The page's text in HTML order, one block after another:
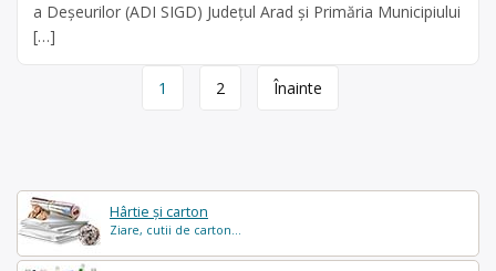
Hârtie și carton
Ziare, cutii de carton...
a Deșeurilor (ADI SIGD) Județul Arad și Primăria Municipiului
[…]
1 2 Înainte